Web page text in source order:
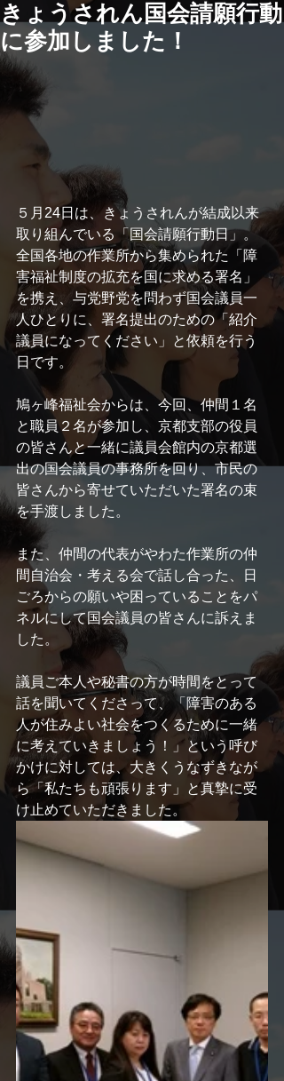
きょうされん国会請願行動
に参加しました！
５月24日は、きょうされんが結成以来
取り組んでいる「国会請願行動日」。
全国各地の作業所から集められた「障
害福祉制度の拡充を国に求める署名」
を携え、与党野党を問わず国会議員一
人ひとりに、署名提出のための「紹介
議員になってください」と依頼を行う
日です。
鳩ヶ峰福祉会からは、今回、仲間１名
と職員２名が参加し、京都支部の役員
の皆さんと一緒に議員会館内の京都選
出の国会議員の事務所を回り、市民の
皆さんから寄せていただいた署名の束
を手渡しました。
また、仲間の代表がやわた作業所の仲
間自治会・考える会で話し合った、日
ごろからの願いや困っていることをパ
ネルにして国会議員の皆さんに訴えま
した。
議員ご本人や秘書の方が時間をとって
話を聞いてくださって、「障害のある
人が住みよい社会をつくるために一緒
に考えていきましょう！」という呼び
かけに対しては、大きくうなずきなが
ら「私たちも頑張ります」と真摯に受
け止めていただきました。